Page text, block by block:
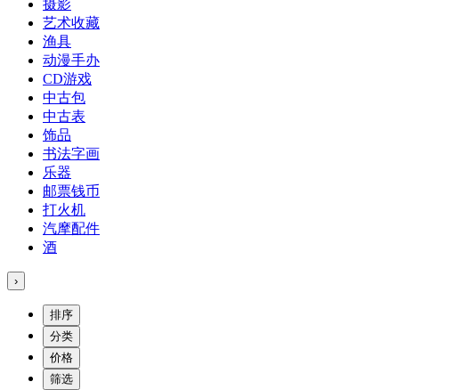
摄影
艺术收藏
渔具
动漫手办
CD游戏
中古包
中古表
饰品
书法字画
乐器
邮票钱币
打火机
汽摩配件
酒
›
排序
分类
价格
筛选